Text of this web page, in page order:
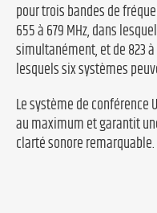
pour trois bandes de
655 à 679 MHz, dans
simultanément, et de 823 à
lesquels six systèmes
Le système de conférence
au maximum et garantit
clarté sonore remarquable.